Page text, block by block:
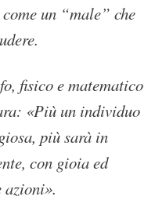
un “male” che
fisico e matematico
«Più un individuo
più sarà in
con gioia ed
azioni».